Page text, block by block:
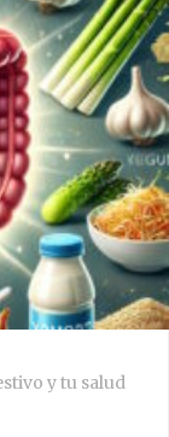
y tu salud